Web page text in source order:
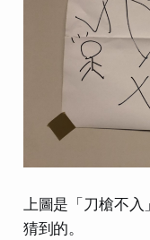
上圖是「刀槍不
猜到的。